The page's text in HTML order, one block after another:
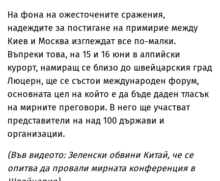
На фона на ожесточените сражения,
надеждите за постигане на примирие между
Киев и Москва изглеждат все по-малки.
Въпреки това, на 15 и 16 юни в алпийски
курорт, намиращ се близо до швейцарския град
Люцерн, ще се състои международен форум,
основната цел на който е да бъде даден тласък
на мирните преговори. В него ще участват
представители на над 100 държави и
организации.
(Във видеото: Зеленски обвини Китай, че се
опитва да провали мирната конференция в